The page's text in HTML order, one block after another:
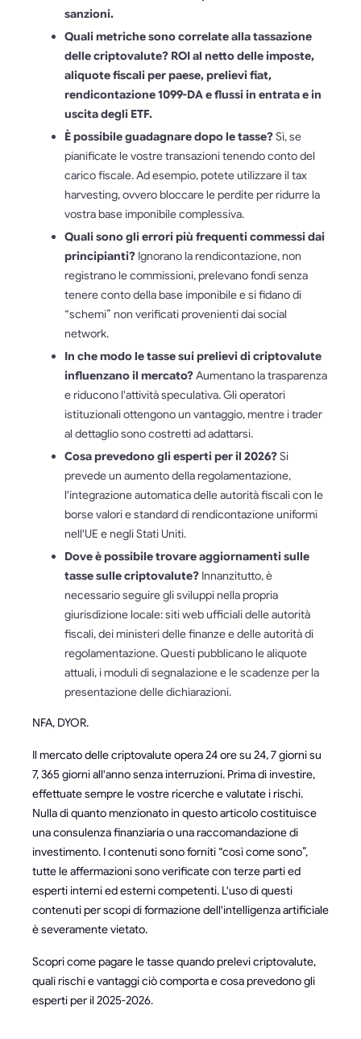
sanzioni.
Quali metriche sono correlate alla tassazione
delle criptovalute? ROI al netto delle imposte,
aliquote fiscali per paese, prelievi fiat,
rendicontazione 1099-DA e flussi in entrata e in
uscita degli ETF.
È possibile guadagnare dopo le tasse?Sì, se
pianificate le vostre transazioni tenendo conto del
carico fiscale. Ad esempio, potete utilizzare il tax
harvesting, ovvero bloccare le perdite per ridurre la
vostra base imponibile complessiva.
Quali sono gli errori più frequenti commessi dai
principianti? Ignorano la rendicontazione, non
registrano le commissioni, prelevano fondi senza
tenere conto della base imponibile e si fidano di
“schemi” non verificati provenienti dai social
network.
In che modo le tasse sui prelievi di criptovalute
influenzano il mercato?Aumentano la trasparenza
e riducono l'attività speculativa. Gli operatori
istituzionali ottengono un vantaggio, mentre i trader
al dettaglio sono costretti ad adattarsi.
Cosa prevedono gli esperti per il 2026?Si
prevede un aumento della regolamentazione,
l'integrazione automatica delle autorità fiscali con le
borse valori e standard di rendicontazione uniformi
nell'UE e negli Stati Uniti.
Dove è possibile trovare aggiornamenti sulle
tasse sulle criptovalute? Innanzitutto, è
necessario seguire gli sviluppi nella propria
giurisdizione locale: siti web ufficiali delle autorità
fiscali, dei ministeri delle finanze e delle autorità di
regolamentazione. Questi pubblicano le aliquote
attuali, i moduli di segnalazione e le scadenze per la
presentazione delle dichiarazioni.
NFA, DYOR.
Il mercato delle criptovalute opera 24 ore su 24, 7 giorni su
7, 365 giorni all'anno senza interruzioni. Prima di investire,
effettuate sempre le vostre ricerche e valutate i rischi.
Nulla di quanto menzionato in questo articolo costituisce
una consulenza finanziaria o una raccomandazione di
investimento. I contenuti sono forniti “così come sono”,
tutte le affermazioni sono verificate con terze parti ed
esperti interni ed esterni competenti. L'uso di questi
contenuti per scopi di formazione dell'intelligenza artificiale
è severamente vietato.
Scopri come pagare le tasse quando prelevi criptovalute,
quali rischi e vantaggi ciò comporta e cosa prevedono gli
esperti per il 2025-2026.